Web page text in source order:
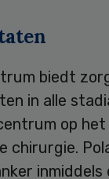
biedt
in alle
op
chirurgie.